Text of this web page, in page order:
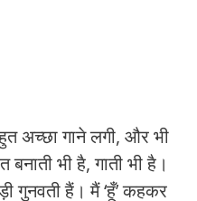
अच्छा गाने लगी, और भी
भी है, गाती भी है।
गुनवती हैं। मैं ‘हूँ’ कहकर